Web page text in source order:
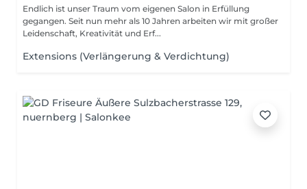
Endlich ist unser Traum vom eigenen Salon in Erfüllung
gegangen. Seit nun mehr als 10 Jahren arbeiten wir mit großer
Leidenschaft, Kreativität und Erf...
Extensions (Verlängerung & Verdichtung)